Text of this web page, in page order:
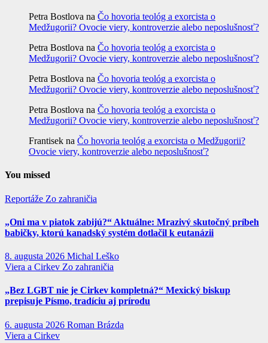
Petra Bostlova na Čo hovoria teológ a exorcista o
Medžugorii? Ovocie viery, kontroverzie alebo neposlušnosť?
Petra Bostlova na Čo hovoria teológ a exorcista o
Medžugorii? Ovocie viery, kontroverzie alebo neposlušnosť?
Petra Bostlova na Čo hovoria teológ a exorcista o
Medžugorii? Ovocie viery, kontroverzie alebo neposlušnosť?
Petra Bostlova na Čo hovoria teológ a exorcista o
Medžugorii? Ovocie viery, kontroverzie alebo neposlušnosť?
Frantisek na Čo hovoria teológ a exorcista o Medžugorii?
Ovocie viery, kontroverzie alebo neposlušnosť?
You missed
Reportáže Zo zahraničia
„Oni ma v piatok zabijú?“ Aktuálne: Mrazivý skutočný príbeh
babičky, ktorú kanadský systém dotlačil k eutanázii
8. augusta 2026 Michal Leško
Viera a Cirkev Zo zahraničia
„Bez LGBT nie je Cirkev kompletná?“ Mexický biskup
prepisuje Písmo, tradíciu aj prírodu
6. augusta 2026 Roman Brázda
Viera a Cirkev